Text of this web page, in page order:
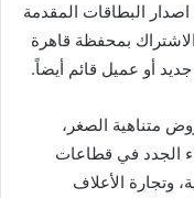
البطاقات المقدمة
بمحفظة قاهرة
أو عميل قائم أيضاً.
متناهية الصغر،
الجدد في قطاعات
وتجارة الأعلاف